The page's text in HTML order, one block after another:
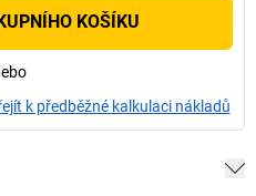
KOŠÍKU
k předběžné kalkulaci nákladů